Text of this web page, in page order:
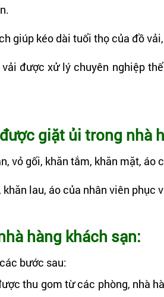
giúp kéo dài tuổi thọ của đồ
được xử lý chuyên nghiệp
giặt ủi trong nhà
vỏ gối, khăn tắm, khăn mặt,
lau, áo của nhân viên phục
hàng khách sạn:
bước sau:
thu gom từ các phòng, nhà